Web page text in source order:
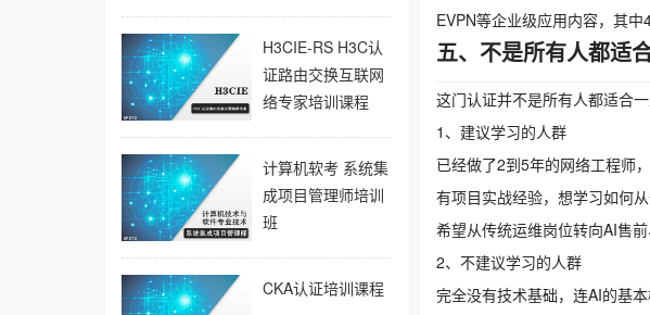
H3CIE-RS H3C认
证路由交换互联网
络专家培训课程
计算机软考 系统集
成项目管理师培训
班
CKA认证培训课程
EVPN等企业级应用内容，其中
五、不是所有人都适
这门认证并不是所有人都适合一
1、建议学习的人群
已经做了2到5年的网络工程师
有项目实战经验，想学习如何
希望从传统运维岗位转向AI售
2、不建议学习的人群
完全没有技术基础，连AI的基